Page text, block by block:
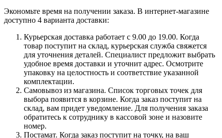
Экономьте время на получении заказа. В интернет-магазине
доступно 4 варианта доставки:
Курьерская доставка работает с 9.00 до 19.00. Когда
товар поступит на склад, курьерская служба свяжется
для уточнения деталей. Специалист предложит выбрать
удобное время доставки и уточнит адрес. Осмотрите
упаковку на целостность и соответствие указанной
комплектации.
Самовывоз из магазина. Список торговых точек для
выбора появится в корзине. Когда заказ поступит на
склад, вам придет уведомление. Для получения заказа
обратитесь к сотруднику в кассовой зоне и назовите
номер.
Постамат. Когда заказ поступит на точку, на ваш